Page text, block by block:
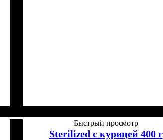
Быстрый просмотр
Sterilized с курицей 400 г